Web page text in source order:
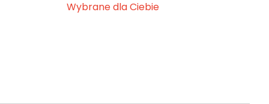
Wybrane dla Ciebie